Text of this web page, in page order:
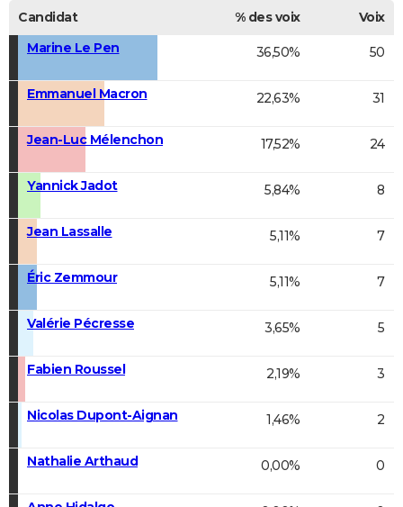
Candidat % des voix
Voix
Marine Le Pen
36,50% 50
Emmanuel Macron 22,63% 31
Jean-Luc Mélenchon 17,52% 24
Yannick Jadot 5,84% 8
Jean Lassalle 5,11% 7
Éric Zemmour 5,11% 7
Valérie Pécresse 3,65% 5
Fabien Roussel 2,19% 3
Nicolas Dupont-Aignan 1,46% 2
Nathalie Arthaud 0,00% 0